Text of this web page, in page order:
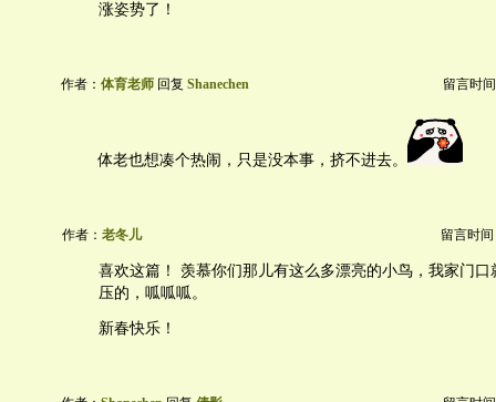
涨姿势了！
作者： 体育老师 回复 Shanechen 留言时
体老也想凑个热闹，只是没本事，挤不进去。
作者： 老冬儿 留言时间
喜欢这篇！ 羡慕你们那儿有这么多漂亮的小鸟，我家门口
压的，呱呱呱。
新春快乐！